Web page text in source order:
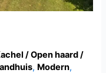
/ Open haard /
, Modern,